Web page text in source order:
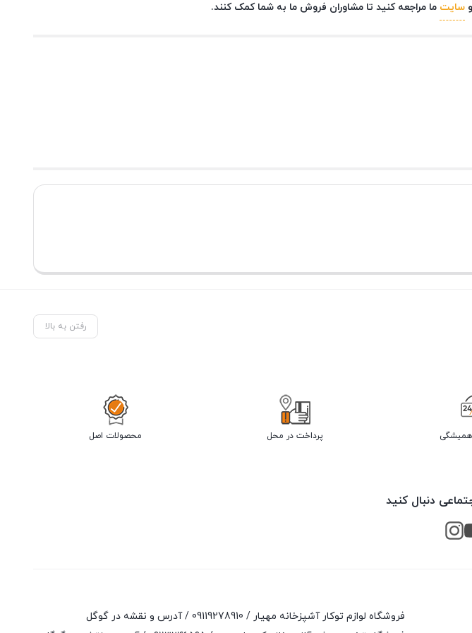
وسایت ما مراجعه کنید تا مشاوران فروش ما به شما کمک کنند.
رفتن به بالا
همیشگی پرداخت در محل محصولات اصل
دنبال کنید
فروشگاه لوازم توکار آشپزخانه مهیار / 09119278910
/آدرس و نقشه در گوگل